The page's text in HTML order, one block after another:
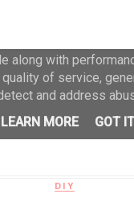
DIY
from Google to
along with
of service,
and address
LEARN MORE
GOT IT